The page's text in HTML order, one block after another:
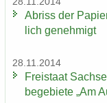
Ab­riss der
lich ge­neh­migt
28.11.2014
Frei­staat
be­ge­bie­te „Am